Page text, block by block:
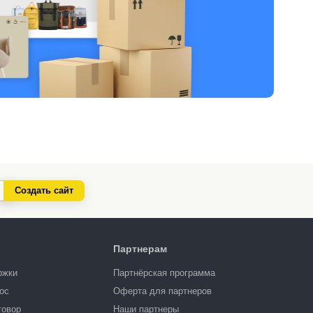
Создать сайт
Партнерам
Партнёрская программа
Оферта для партнеров
Наши партнеры